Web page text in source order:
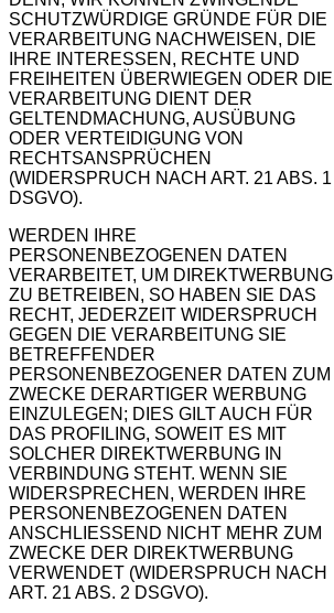
SCHUTZWÜRDIGE GRÜNDE FÜR DIE
VERARBEITUNG NACHWEISEN, DIE
IHRE INTERESSEN, RECHTE UND
FREIHEITEN ÜBERWIEGEN ODER DIE
VERARBEITUNG DIENT DER
GELTENDMACHUNG, AUSÜBUNG
ODER VERTEIDIGUNG VON
RECHTSANSPRÜCHEN
(WIDERSPRUCH NACH ART. 21 ABS. 1
DSGVO).
WERDEN IHRE
PERSONENBEZOGENEN DATEN
VERARBEITET, UM DIREKTWERBUNG
ZU BETREIBEN, SO HABEN SIE DAS
RECHT, JEDERZEIT WIDERSPRUCH
GEGEN DIE VERARBEITUNG SIE
BETREFFENDER
PERSONENBEZOGENER DATEN ZUM
ZWECKE DERARTIGER WERBUNG
EINZULEGEN; DIES GILT AUCH FÜR
DAS PROFILING, SOWEIT ES MIT
SOLCHER DIREKTWERBUNG IN
VERBINDUNG STEHT. WENN SIE
WIDERSPRECHEN, WERDEN IHRE
PERSONENBEZOGENEN DATEN
ANSCHLIESSEND NICHT MEHR ZUM
ZWECKE DER DIREKTWERBUNG
VERWENDET (WIDERSPRUCH NACH
ART. 21 ABS. 2 DSGVO).